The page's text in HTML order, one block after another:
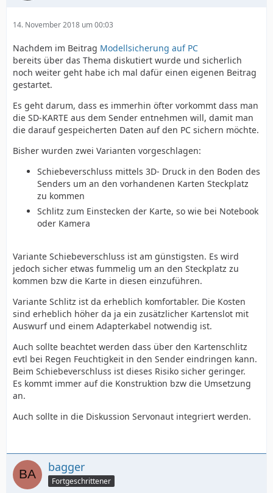
14. November 2018 um 00:03
Nachdem im Beitrag Modellsicherung auf PC
bereits über das Thema diskutiert wurde und sicherlich
noch weiter geht habe ich mal dafür einen eigenen Beitrag
gestartet.
Es geht darum, dass es immerhin öfter vorkommt dass man
die SD-KARTE aus dem Sender entnehmen will, damit man
die darauf gespeicherten Daten auf den PC sichern möchte.
Bisher wurden zwei Varianten vorgeschlagen:
Schiebeverschluss mittels 3D- Druck in den Boden des
Senders um an den vorhandenen Karten Steckplatz
zu kommen
Schlitz zum Einstecken der Karte, so wie bei Notebook
oder Kamera
Variante Schiebeverschluss ist am günstigsten. Es wird
jedoch sicher etwas fummelig um an den Steckplatz zu
kommen bzw die Karte in diesen einzuführen.
Variante Schlitz ist da erheblich komfortabler. Die Kosten
sind erheblich höher da ja ein zusätzlicher Kartenslot mit
Auswurf und einem Adapterkabel notwendig ist.
Auch sollte beachtet werden dass über den Kartenschlitz
evtl bei Regen Feuchtigkeit in den Sender eindringen kann.
Beim Schiebeverschluss ist dieses Risiko sicher geringer.
Es kommt immer auf die Konstruktion bzw die Umsetzung
an.
Auch sollte in die Diskussion Servonaut integriert werden.
bagger
Fortgeschrittener